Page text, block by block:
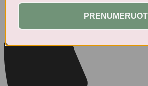
+370 643 67889
PRENUMERUOTI